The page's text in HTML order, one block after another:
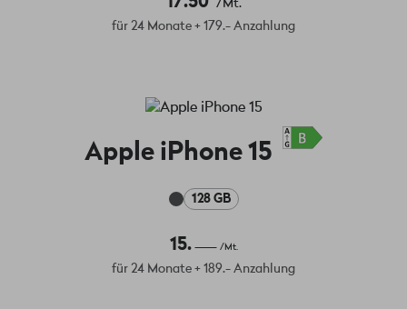
/Mt.
für 24 Monate + 179.- Anzahlung
Apple iPhone 15
128 GB
15. /Mt.
für 24 Monate + 189.- Anzahlung